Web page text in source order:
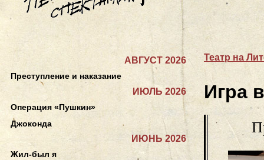
Театр на
Игра
АВГУСТ 2026
Преступление и наказание
ИЮЛЬ 2026
Операция «Пушкин»
Джоконда
ИЮНЬ 2026
Жил-был я